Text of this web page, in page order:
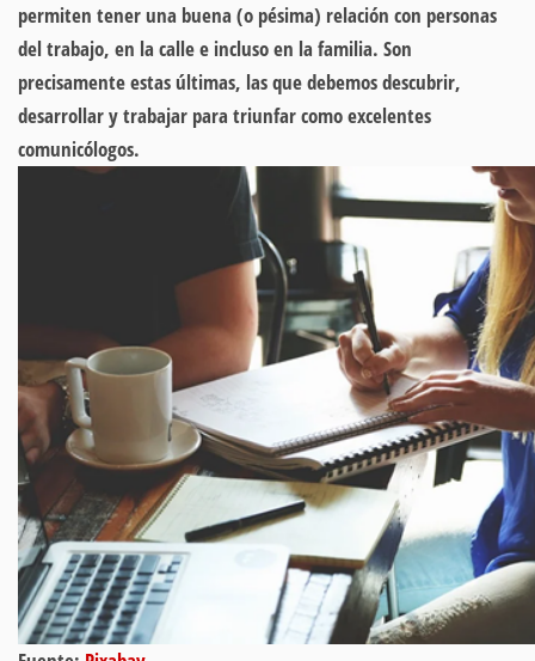
permiten tener una buena (o pésima) relación con personas
del trabajo, en la calle e incluso en la familia. Son
precisamente estas últimas, las que debemos descubrir,
desarrollar y trabajar para triunfar como excelentes
comunicólogos.